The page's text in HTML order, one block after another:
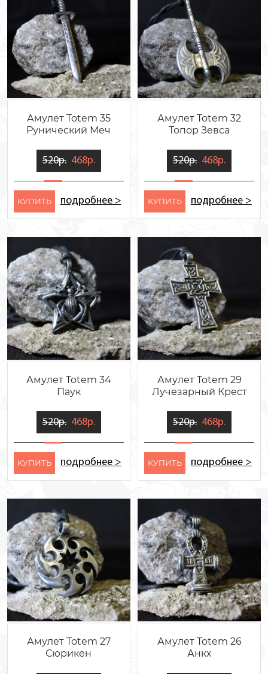
Амулет Totem 35
Рунический Меч
520р. 468р.
KУПИТЬ подробнее >
Амулет Totem 32
Топор Зевса
520р. 468р.
KУПИТЬ подробнее >
Амулет Totem 34
Паук
520р. 468р.
KУПИТЬ подробнее >
Амулет Totem 29
Лучезарный Крест
520р. 468р.
KУПИТЬ подробнее >
Амулет Totem 27
Сюрикен
Амулет Totem 26
Анкх